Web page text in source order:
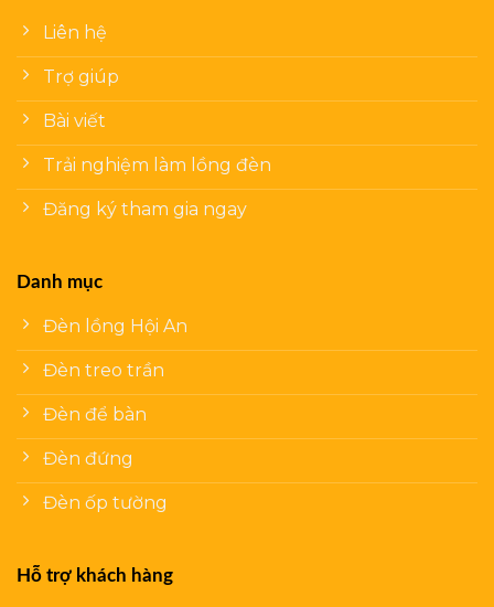
Liên hệ
Trợ giúp
Bài viết
Trải nghiệm làm lồng đèn
Đăng ký tham gia ngay
Danh mục
Đèn lồng Hội An
Đèn treo trần
Đèn để bàn
Đèn đứng
Đèn ốp tường
Hỗ trợ khách hàng